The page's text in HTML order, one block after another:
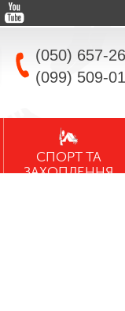
(050) 657-
(099) 509-
СПОРТ ТА
ЗАХОПЛЕННЯ